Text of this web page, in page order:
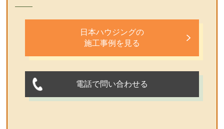
日本ハウジングの
施工事例を見る
電話で問い合わせる